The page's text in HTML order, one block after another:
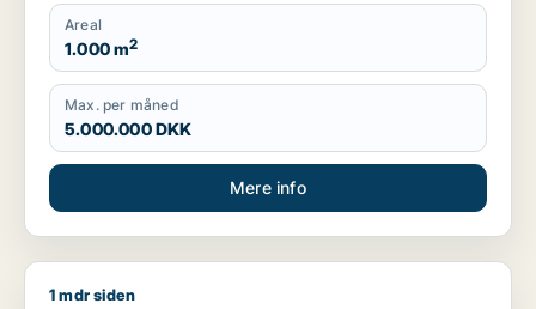
Areal
1.000 m2
Max. per måned
5.000.000 DKK
Mere info
Camilla søger lager, værksted, butik, showroom,
1 mdr siden